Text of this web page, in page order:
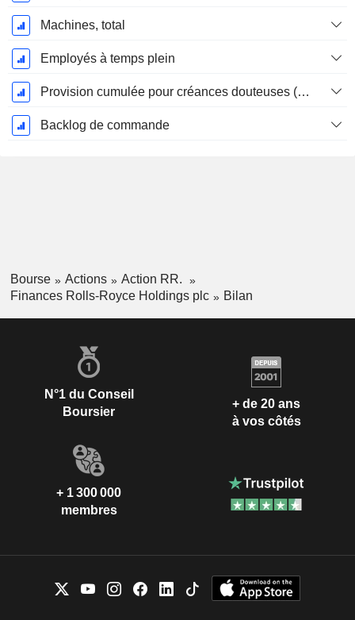
Machines, total
Employés à temps plein
Provision cumulée pour créances douteuses (Supple)
Backlog de commande
Bourse Actions
Action RR.
Finances Rolls-Royce Holdings plc
Bilan
N°1 du Conseil
Boursier
+ de 20 ans
à vos côtés
+ 1 300 000
membres